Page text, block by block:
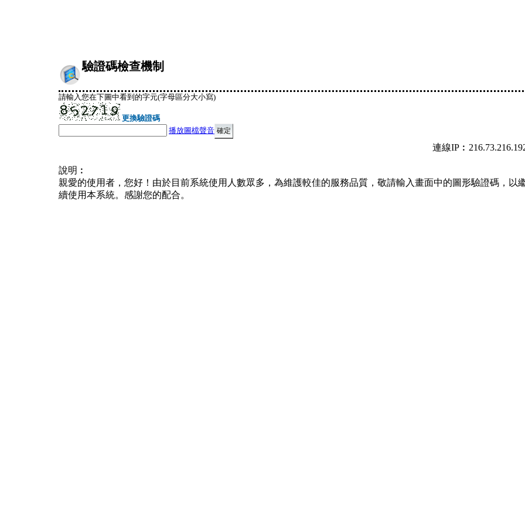
驗證碼檢查機制
請輸入您在下圖中看到的字元(字母區分大小寫)
更換驗證碼
播放圖檔聲音
連線
說明︰
親愛的使用者，您好！由於目前系統使用人數眾多，為維護較佳的服務品質，敬請輸入畫面中的圖形驗證碼，以
續使用本系統。感謝您的配合。